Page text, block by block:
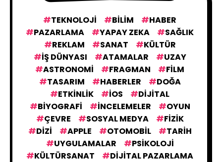
TEKNOLOJI BILIM
HABER
PAZARLAMA
YAPAY ZEKA
SAĞLIK
REKLAM
SANAT
KÜLTÜR
IŞ DÜNYASI
ATAMALAR
UZAY
ASTRONOMI
FRAGMAN
FILM
TASARIM
HABERLER
DOĞA
ETKINLIK
IOS
DIJITAL
BIYOGRAFI
İNCELEMELER
OYUN
ÇEVRE
SOSYAL MEDYA
FIZIK
DIZI
APPLE OTOMOBIL
TARIH
UYGULAMALAR
PSIKOLOJI
KÜLTÜRSANAT
DIJITAL PAZARLAMA